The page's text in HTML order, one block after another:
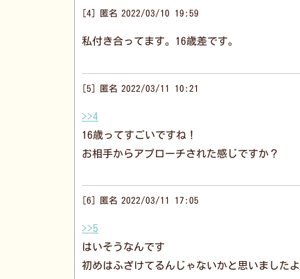
4 匿名 2022/03/10 19:59
私付き合ってます。16歳差です。
5 匿名 2022/03/11 10:21
>>4
16歳ってすごいですね！
お相手からアプローチされた感じですか？
6 匿名 2022/03/11 17:05
>>5
はいそうなんです
初めはふざけてるんじゃないかと思いましたよ